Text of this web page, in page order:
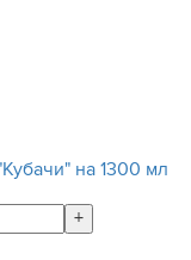
на 1300 мл
+